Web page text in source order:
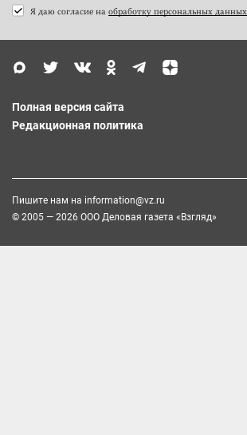
Я даю согласие на обработку персональных данных
Полная версия сайта
Редакционная политика
Пишите нам на information@vz.ru
© 2005 — 2026 ООО Деловая газета «Взгляд»